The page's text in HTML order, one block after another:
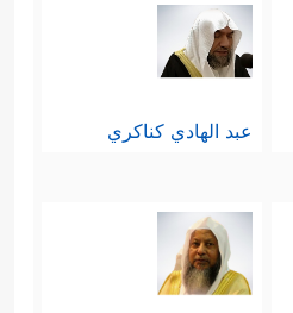
عبد الهادي كناكري